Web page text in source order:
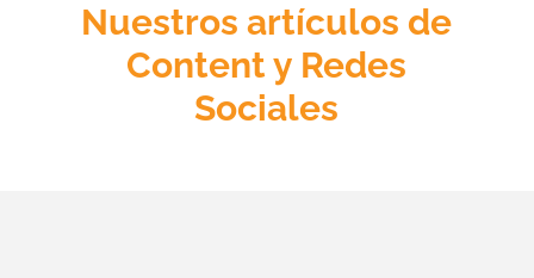
Nuestros artículos de
Content y Redes
Sociales